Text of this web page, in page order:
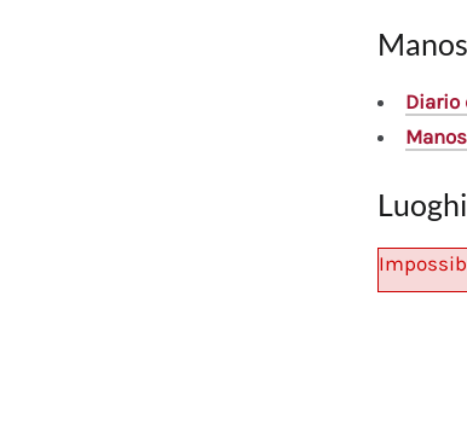
Diario